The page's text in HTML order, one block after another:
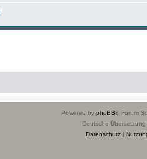
Powered by phpBB® Forum
Deutsche Übersetzung
Datenschutz|